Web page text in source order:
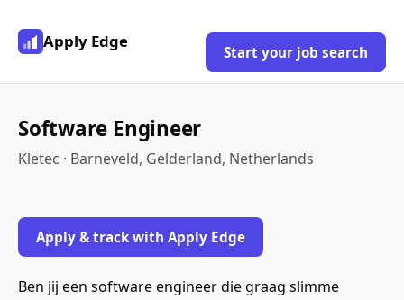
Apply Edge
Start your job search
Software Engineer
Kletec · Barneveld, Gelderland, Netherlands
Apply & track with Apply Edge
Ben jij een software engineer die graag slimme